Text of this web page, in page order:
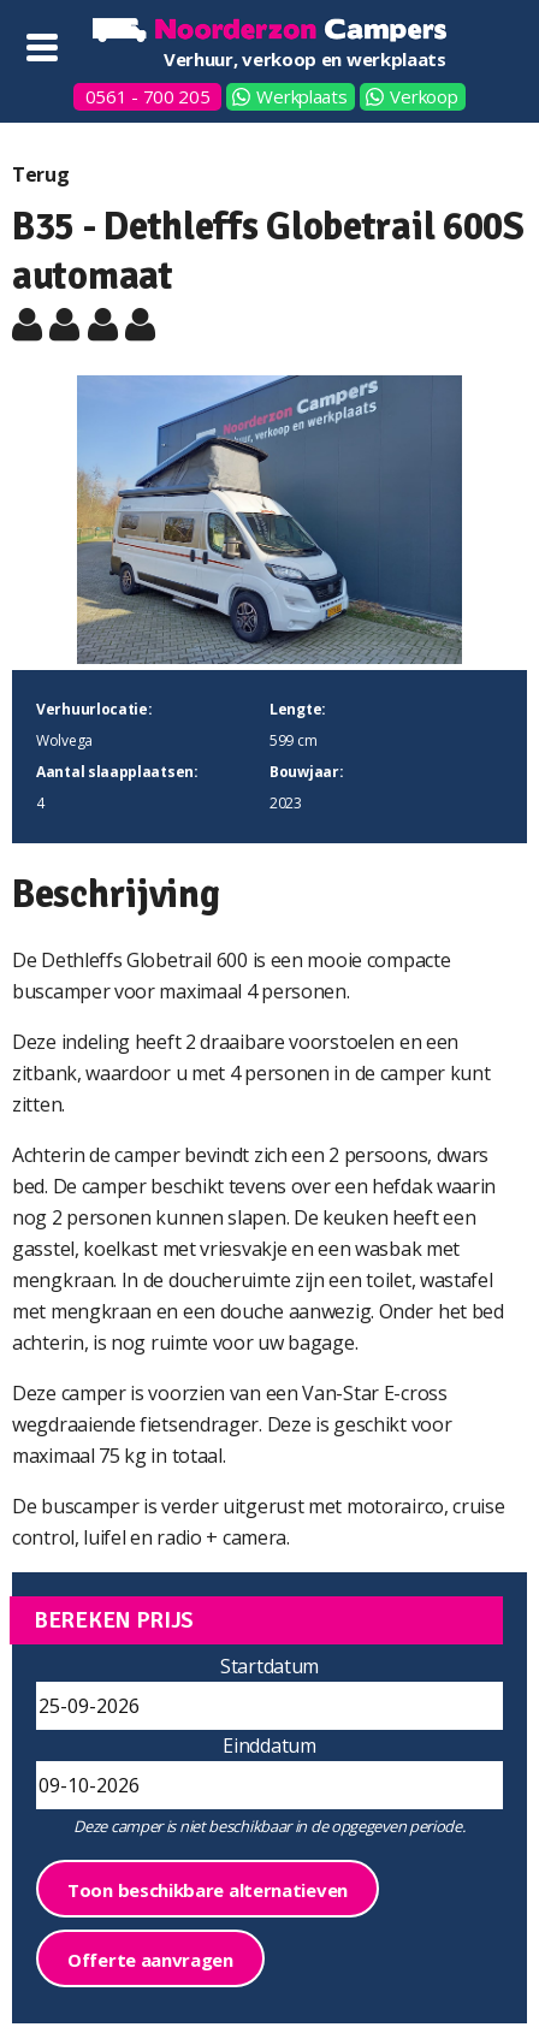
Verhuur, verkoop en werkplaats
0561 - 700 205
Werkplaats Verkoop
Terug
B35 - Dethleffs Globetrail 600S
automaat
Verhuurlocatie:
Wolvega
Lengte:
599 cm
Aantal slaapplaatsen:
4
Bouwjaar:
2023
Beschrijving
De Dethleffs Globetrail 600 is een mooie compacte
buscamper voor maximaal 4 personen.
Deze indeling heeft 2 draaibare voorstoelen en een
zitbank, waardoor u met 4 personen in de camper kunt
zitten.
Achterin de camper bevindt zich een 2 persoons, dwars
bed. De camper beschikt tevens over een hefdak waarin
nog 2 personen kunnen slapen. De keuken heeft een
gasstel, koelkast met vriesvakje en een wasbak met
mengkraan. In de doucheruimte zijn een toilet, wastafel
met mengkraan en een douche aanwezig. Onder het bed
achterin, is nog ruimte voor uw bagage.
Deze camper is voorzien van een Van-Star E-cross
wegdraaiende fietsendrager. Deze is geschikt voor
maximaal 75 kg in totaal.
De buscamper is verder uitgerust met motorairco, cruise
control, luifel en radio + camera.
BEREKEN PRIJS
Startdatum
Einddatum
Deze camper is niet beschikbaar in de opgegeven periode.
Toon beschikbare alternatieven
Offerte aanvragen